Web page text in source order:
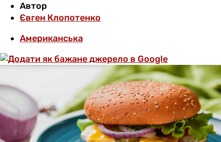
Автор
Євген Клопотенко
Американська